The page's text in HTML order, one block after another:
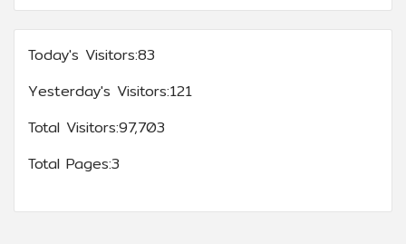
Today's Visitors:83
Yesterday's Visitors:121
Total Visitors:97,703
Total Pages:3